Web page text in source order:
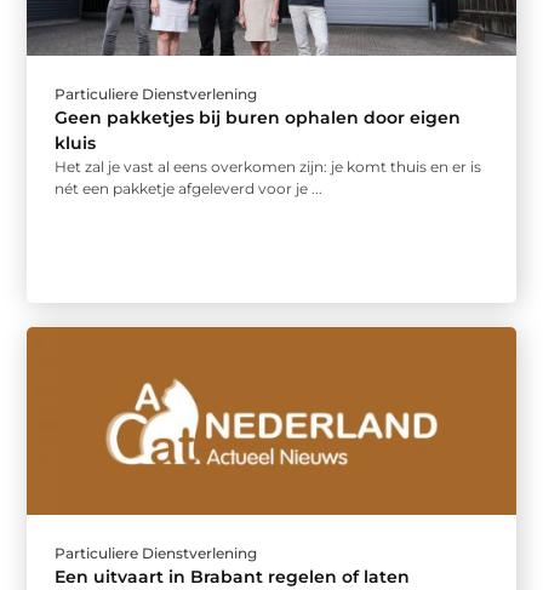
Particuliere Dienstverlening
Geen pakketjes bij buren ophalen door eigen
kluis
Het zal je vast al eens overkomen zijn: je komt thuis en er is
nét een pakketje afgeleverd voor je ...
Particuliere Dienstverlening
Een uitvaart in Brabant regelen of laten